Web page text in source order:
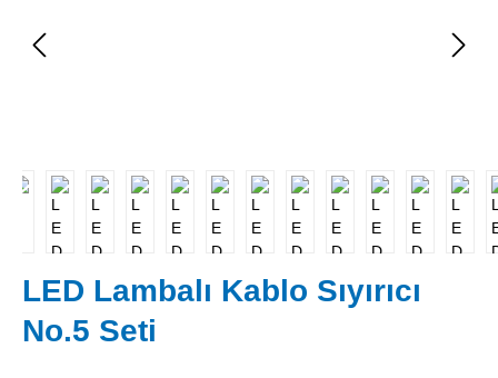
LED Lambalı Kablo Sıyırıcı
No.5 Seti